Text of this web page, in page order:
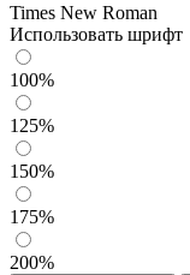
Times New Roman
Использовать шрифт
100%
125%
150%
175%
200%